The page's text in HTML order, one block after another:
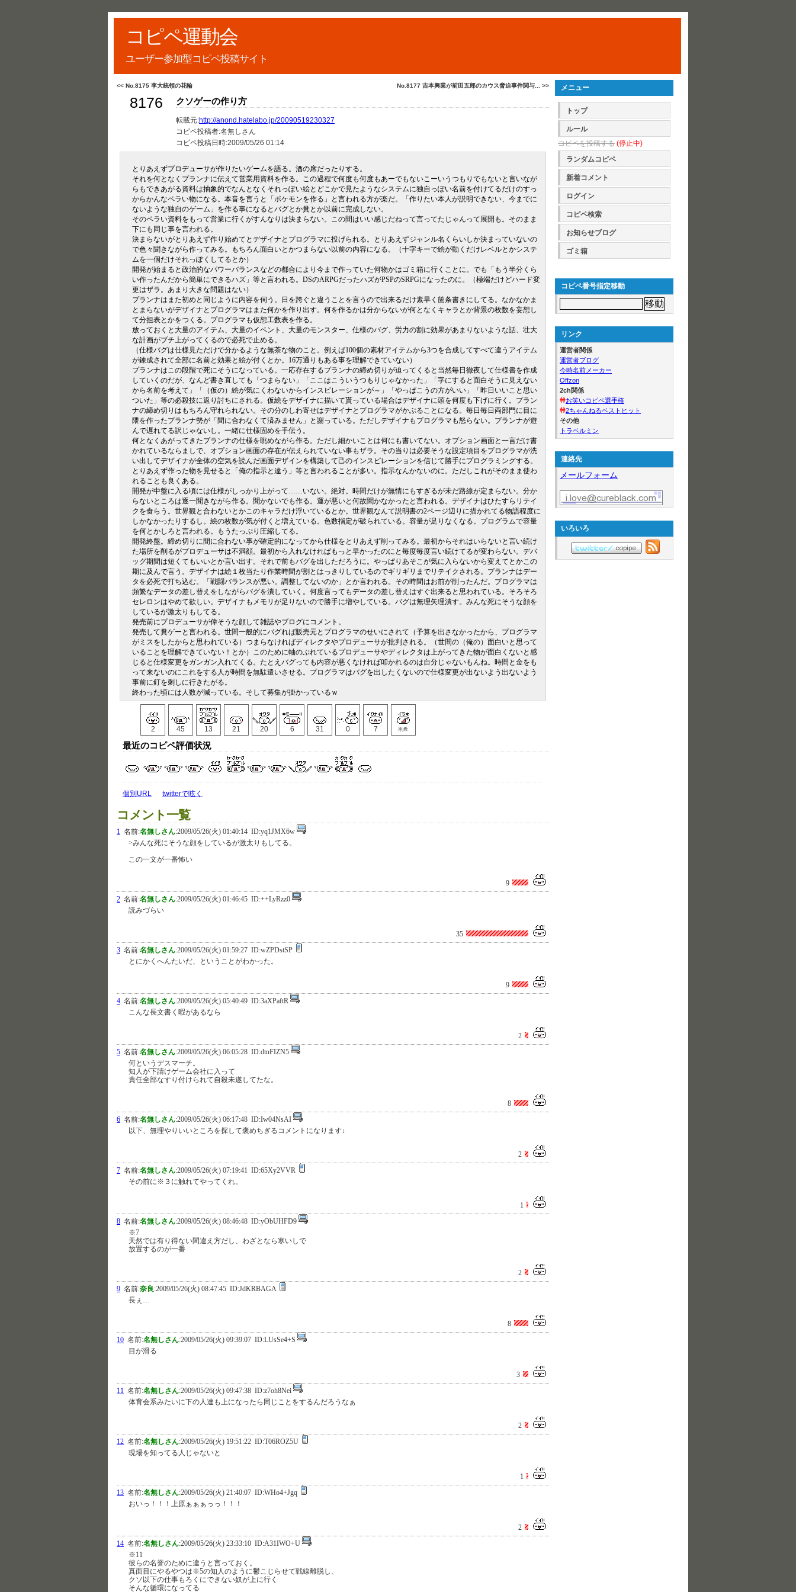
コピペ運動会
ユーザー参加型コピペ投稿サイト
No.8177 吉本興業が前田五郎のカウス脅迫事件関与... >>
<< No.8175 李大統領の花輪
8176 クソゲーの作り方
転載元:http://anond.hatelabo.jp/20090519230327
コピペ投稿者:名無しさん
コピペ投稿日時:2009/05/26 01:14
とりあえずプロデューサが作りたいゲームを語る。酒の席だったりする。
それを何となくプランナに伝えて営業用資料を作る。この過程で何度も何度もあーでもないこーいうつもりでもないと言いなが
らもできあがる資料は抽象的でなんとなくそれっぽい絵とどこかで見たようなシステムに独自っぽい名前を付けてるだけのすっ
からかんなペラい物になる。本音を言うと「ポケモンを作る」と言われる方が楽だ。「作りたい本人が説明できない、今までに
ないような独自のゲーム」を作る事になるとバグとか糞とか以前に完成しない。
そのペラい資料をもって営業に行くがすんなりは決まらない。この間はいい感じだねって言ってたじゃんって展開も。そのまま
下にも同じ事を言われる。
決まらないがとりあえず作り始めてとデザイナとプログラマに投げられる。とりあえずジャンル名くらいしか決まっていないの
で色々聞きながら作ってみる。もちろん面白いとかつまらない以前の内容になる。（十字キーで絵が動くだけレベルとかシステ
ムを一個だけそれっぽくしてるとか）
開発が始まると政治的なパワーバランスなどの都合により今まで作っていた何物かはゴミ箱に行くことに。でも「もう半分くら
い作ったんだから簡単にできるハズ」等と言われる。DSのARPGだったハズがPSPのSRPGになったのに。（極端だけどハード変
更はザラ。あまり大きな問題はない）
プランナはまた初めと同じように内容を伺う。日を跨ぐと違うことを言うので出来るだけ素早く箇条書きにしてる。なかなかま
とまらないがデザイナとプログラマはまた何かを作り出す。何を作るかは分からないが何となくキャラとか背景の枚数を妄想し
て分担表とかをつくる。プログラマも仮想工数表を作る。
放っておくと大量のアイテム、大量のイベント、大量のモンスター、仕様のバグ、労力の割に効果があまりないような話、壮大
な計画がブチ上がってくるので必死で止める。
（仕様バグは仕様見ただけで分かるような無茶な物のこと。例えば100個の素材アイテムから3つを合成してすべて違うアイテム
が錬成されて全部に名前と効果と絵が付くとか。16万通りもある事を理解できていない）
プランナはこの段階で死にそうになっている。一応存在するプランナの締め切りが迫ってくると当然毎日徹夜して仕様書を作成
していくのだが、なんど書き直しても「つまらない」「ここはこういうつもりじゃなかった」「字にすると面白そうに見えない
から名前を考えて」「（仮の）絵が気にくわないからインスピレーションが～」「やっぱこうの方がいい」「昨日いいこと思い
ついた」等の必殺技に返り討ちにされる。仮絵をデザイナに描いて貰っている場合はデザイナに頭を何度も下げに行く。プラン
ナの締め切りはもちろん守れられない。その分のしわ寄せはデザイナとプログラマがかぶることになる。毎日毎日両部門に目に
隈を作ったプランナ勢が「間に合わなくて済みません」と謝っている。ただしデザイナもプログラマも怒らない。プランナが遊
んで遅れてる訳じゃないし。一緒に仕様固めを手伝う。
何となくあがってきたプランナの仕様を眺めながら作る。ただし細かいことは何にも書いてない。オプション画面と一言だけ書
かれているならましで、オプション画面の存在が伝えられていない事もザラ。その当りは必要そうな設定項目をプログラマが洗
い出してデザイナが全体の空気を読んだ画面デザインを構築して己のインスピレーションを信じて勝手にプログラミングする。
とりあえず作った物を見せると「俺の指示と違う」等と言われることが多い。指示なんかないのに。ただしこれがそのまま使わ
れることも良くある。
開発が中盤に入る頃には仕様がしっかり上がって……いない。絶対。時間だけが無情にもすぎるが未だ路線が定まらない。分か
らないところは逐一聞きながら作る。聞かないでも作る。運が悪いと何故聞かなかったと言われる。デザイナはひたすらリテイ
クを食らう。世界観と合わないとかこのキャラだけ浮いているとか。世界観なんて説明書の2ページ辺りに描かれてる物語程度に
しかなかったりするし。絵の枚数が気が付くと増えている。色数指定が破られている。容量が足りなくなる。プログラムで容量
を何とかしろと言われる。もうたっぷり圧縮してる。
開発終盤。締め切りに間に合わない事が確定的になってから仕様をとりあえず削ってみる。最初からそれはいらないと言い続け
た場所を削るがプロデューサは不満顔。最初から入れなければもっと早かったのにと毎度毎度言い続けてるが変わらない。デバ
ッグ期間は短くてもいいとか言い出す。それで前もバグを出しただろうに。やっぱりあそこが気に入らないから変えてとかこの
期に及んで言う。デザイナは絵１枚当たり作業時間が割とはっきりしているのでギリギリまでリテイクされる。プランナはデー
タを必死で打ち込む。「戦闘バランスが悪い。調整してないのか」とか言われる。その時間はお前が削ったんだ。プログラマは
頻繁なデータの差し替えをしながらバグを潰していく。何度言ってもデータの差し替えはすぐ出来ると思われている。そろそろ
セレロンはやめて欲しい。デザイナもメモリが足りないので勝手に増やしている。バグは無理矢理潰す。みんな死にそうな顔を
しているが激太りもしてる。
発売前にプロデューサが偉そうな顔して雑誌やブログにコメント。
発売して糞ゲーと言われる。世間一般的にバグれば販売元とプログラマのせいにされて（予算を出さなかったから、プログラマ
がミスをしたからと思われている）つまらなければディレクタやプロデューサが批判される。（世間の（俺の）面白いと思って
いることを理解できていない！とか）このために軸のぶれているプロデューサやディレクタは上がってきた物が面白くないと感
じると仕様変更をガンガン入れてくる。たとえバグっても内容が悪くなければ叩かれるのは自分じゃないもんね。時間と金をも
って来ないのにこれをする人が時間を無駄遣いさせる。プログラマはバグを出したくないので仕様変更が出ないよう出ないよう
事前に釘を刺しに行きたがる。
終わった頃には人数が減っている。そして募集が掛かっているｗ
2 45 13 21 20 6 31 0 7 削希
最近のコピペ評価状況
個別URL twitterで呟く
コメント一覧
1 名前:名無しさん:2009/05/26(火) 01:40:14 ID:yq1JMX6w
>みんな死にそうな顔をしているが激太りもしてる。
この一文が一番怖い
9
2 名前:名無しさん:2009/05/26(火) 01:46:45 ID:++LyRzz0
読みづらい
35
3 名前:名無しさん:2009/05/26(火) 01:59:27 ID:wZPDstSP
とにかくへんたいだ、ということがわかった。
9
4 名前:名無しさん:2009/05/26(火) 05:40:49 ID:3aXPaftR
こんな長文書く暇があるなら
2
5 名前:名無しさん:2009/05/26(火) 06:05:28 ID:dtnFIZN5
何というデスマーチ。
知人が下請けゲーム会社に入って
責任全部なすり付けられて自殺未遂してたな。
8
6 名前:名無しさん:2009/05/26(火) 06:17:48 ID:Iw04NsAI
以下、無理やりいいところを探して褒めちぎるコメントになります↓
2
7 名前:名無しさん:2009/05/26(火) 07:19:41 ID:65Xy2VVR
その前に※３に触れてやってくれ。
1
8 名前:名無しさん:2009/05/26(火) 08:46:48 ID:yObUHFD9
※7
天然では有り得ない間違え方だし、わざとなら寒いしで
放置するのが一番
2
9 名前:奈良:2009/05/26(火) 08:47:45 ID:JdKRBAGA
長ぇ…
8
10 名前:名無しさん:2009/05/26(火) 09:39:07 ID:LUsSe4+S
目が滑る
3
11 名前:名無しさん:2009/05/26(火) 09:47:38 ID:z7oh8Nei
体育会系みたいに下の人達も上になったら同じことをするんだろうなぁ
2
12 名前:名無しさん:2009/05/26(火) 19:51:22 ID:T06ROZ5U
現場を知ってる人じゃないと
1
13 名前:名無しさん:2009/05/26(火) 21:40:07 ID:WHo4+Jgq
おいっ！！！上原ぁぁぁっっ！！！
2
14 名前:名無しさん:2009/05/26(火) 23:33:10 ID:A31IWO+U
※11
彼らの名誉のために違うと言っておく。
真面目にやるやつは※5の知人のように鬱こじらせて戦線離脱し、
クソ以下の仕事もろくにできない奴が上に行く
そんな循環になってる
メニュー
トップ
ルール
コピペを投稿する (停止中)
ランダムコピペ
新着コメント
ログイン
コピペ検索
お知らせブログ
ゴミ箱
コピペ番号指定移動
リンク
運営者関係
運営者ブログ
今時名前メーカー
Offzon
2ch関係
お笑いコピペ選手権
2ちゃんねるベストヒット
その他
トラベルミン
連絡先
メールフォーム
いろいろ